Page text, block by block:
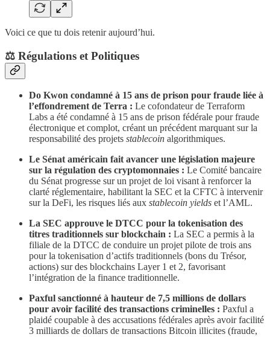
Voici ce que tu dois retenir aujourd’hui.
​⚖️ Régulations et Politiques
Do Kwon condamné à 15 ans de prison pour fraude liée à
l’effondrement de Terra : Le cofondateur de Terraform
Labs a été condamné à 15 ans de prison fédérale pour fraude
électronique et complot, créant un précédent marquant sur la
responsabilité des projets stablecoin algorithmiques.
Le Sénat américain fait avancer une législation majeure
sur la régulation des cryptomonnaies : Le Comité bancaire
du Sénat progresse sur un projet de loi visant à renforcer la
clarté réglementaire, habilitant la SEC et la CFTC à intervenir
sur la DeFi, les risques liés aux stablecoin yields et l’AML.
La SEC approuve le DTCC pour la tokenisation des
titres traditionnels sur blockchain : La SEC a permis à la
filiale de la DTCC de conduire un projet pilote de trois ans
pour la tokenisation d’actifs traditionnels (bons du Trésor,
actions) sur des blockchains Layer 1 et 2, favorisant
l’intégration de la finance traditionnelle.
Paxful sanctionné à hauteur de 7,5 millions de dollars
pour avoir facilité des transactions criminelles : Paxful a
plaidé coupable à des accusations fédérales après avoir facilité
3 milliards de dollars de transactions Bitcoin illicites (fraude,